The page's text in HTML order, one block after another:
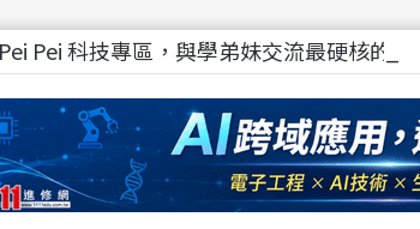
Pei 科技專區，與學弟妹交流最硬核的技術